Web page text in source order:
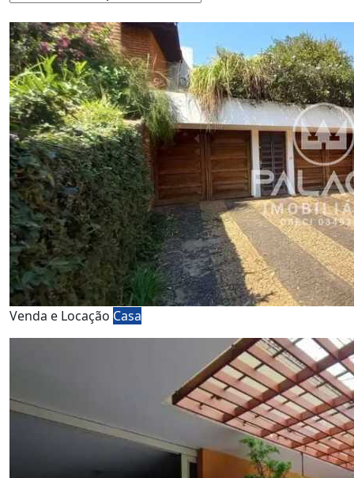
Venda e Locação Casa